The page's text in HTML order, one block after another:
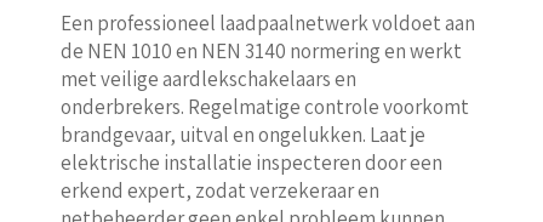
Een professioneel laadpaalnetwerk voldoet aan
de NEN 1010 en NEN 3140 normering en werkt
met veilige aardlekschakelaars en
onderbrekers. Regelmatige controle voorkomt
brandgevaar, uitval en ongelukken. Laat je
elektrische installatie inspecteren door een
erkend expert, zodat verzekeraar en